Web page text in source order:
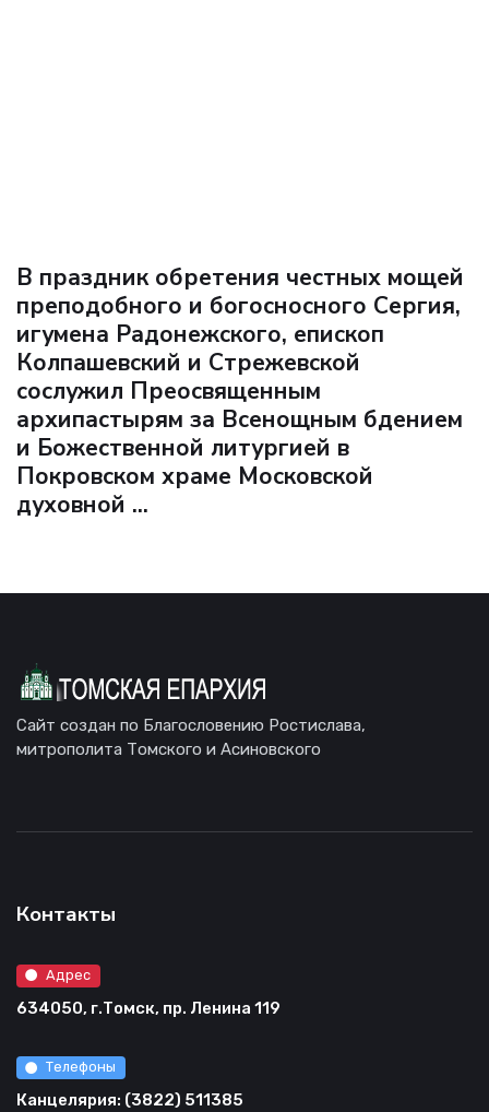
В праздник обретения честных мощей
преподобного и богосносного Сергия,
игумена Радонежского, епископ
Колпашевский и Стрежевской
сослужил Преосвященным
архипастырям за Всенощным бдением
и Божественной литургией в
Покровском храме Московской
духовной ...
Сайт создан по Благословению Ростислава,
митрополита Томского и Асиновского
Контакты
Адрес
634050, г.Томск, пр. Ленина 119
Телефоны
Канцелярия: (3822) 511385